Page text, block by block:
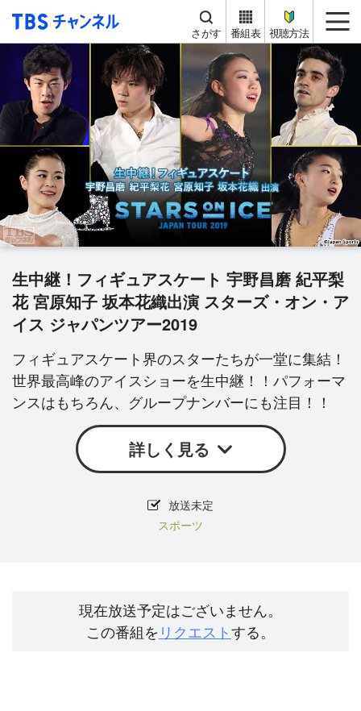
TBS チャンネル
さがす 番組表 視聴方法
生中継！フィギュアスケート 宇野昌磨 紀平梨
花 宮原知子 坂本花織出演 スターズ・オン・ア
イス ジャパンツアー2019
フィギュアスケート界のスターたちが一堂に集結！
世界最高峰のアイスショーを生中継！！パフォーマ
ンスはもちろん、グループナンバーにも注目！！
詳しく見る
放送未定
スポーツ
現在放送予定はございません。
この番組を リクエストする。